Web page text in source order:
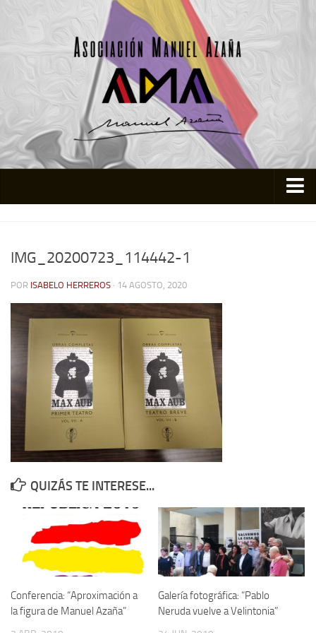
Quienes somos
Actividades
Contacto
Memoria Histórica
Investigación previa de la represión en Talavera de la Reina (1937-
1947).
Informe Represión en Toledo 1936-1947 | Buscador
Informe de la fosa de abril de 1939 de Tembleque
Personajes republicanos
Izquierda Republicana. Agrupaciones y Militantes (1934-1939)
Izquierda Republicana. Navarra
Izquierda Republicana. Galicia
Textos esenciales del republicanismo
IMG_20200723_114442-1
POR ISABELO HERREROS · 14 AGOSTO, 2020
QUIZÁS TE INTERESE...
Conferencia: “Aproximación a
la figura de Manuel Azaña”
Galería fotográfica: “Pablo
Neruda vuelve a Velintonia”